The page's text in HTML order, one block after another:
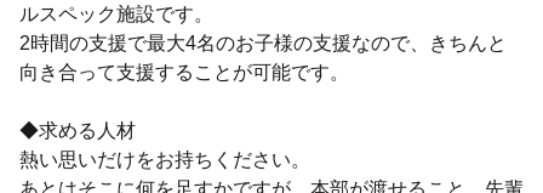
ルスペック施設です。
2時間の支援で最大4名のお子様の支援なので、きちんと
向き合って支援することが可能です。
◆求める人材
熱い思いだけをお持ちください。
あとはそこに何を足すかですが、本部が渡せること、先輩